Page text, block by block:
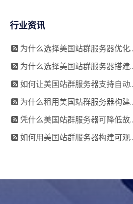
行业资讯
为什么选择美国站群服务器优化回源链路效率？
为什么选择美国站群服务器搭建缓存加速架构？
如何让美国站群服务器支持自动化批量部署？
为什么租用美国站群服务器构建多入口流量调度？
凭什么美国站群服务器可降低故障牵连风险？
如何用美国站群服务器构建可观测监控体系？